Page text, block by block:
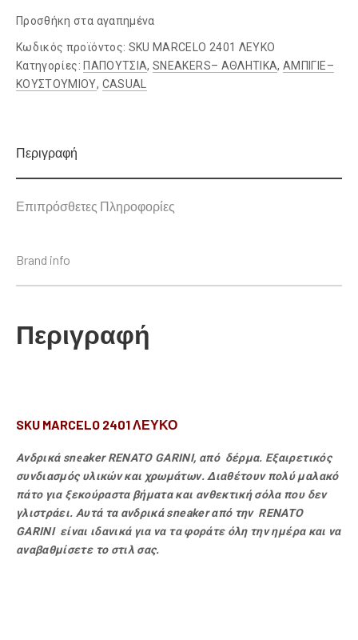
Προσθήκη στα αγαπημένα
Κωδικός προϊόντος: SKU MARCELO 2401 ΛΕΥΚΟ
Κατηγορίες: ΠΑΠΟΥΤΣΙΑ,SNEAKERS– ΑΘΛΗΤΙΚΑ,ΑΜΠΙΓΙΕ–
ΚΟΥΣΤΟΥΜΙΟΥ, CASUAL
Περιγραφή
Επιπρόσθετες Πληροφορίες
Brand info
Περιγραφή
SKU MARCELO 2401 ΛΕΥΚΟ
Ανδρικά sneaker RENATO GARINI, από δέρμα. Εξαιρετικός
συνδιασμός υλικών και χρωμάτων. Διαθέτουν πολύ μαλακό
πάτο για ξεκούραστα βήματα και ανθεκτική σόλα που δεν
γλιστράει. Αυτά τα ανδρικά sneaker από την RENATO
GARINI είναι ιδανικά για να τα φοράτε όλη την ημέρα και να
αναβαθμίσετε το στιλ σας.